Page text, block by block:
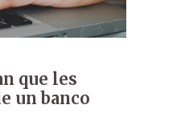
que les
un banco